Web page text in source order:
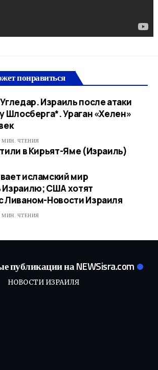
понравиться
Израиль после атаки
Шлосберга*. Ураган «Хелен»
МИН. ЧТЕНИЯ
в Кирьят-Яме (Израиль)
исламский мир
Израилю; США хотят
Ливаном-Новости Израиля
МИН. ЧТЕНИЯ
публикации на NEWSisra.com
НОВОСТИ ИЗРАИЛЯ